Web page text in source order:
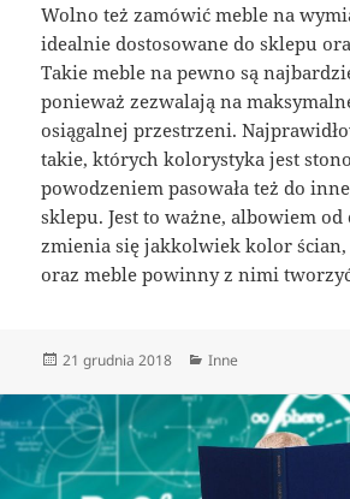
Wolno też zamówić meble na
idealnie dostosowane do sklepu
Takie meble na pewno są
ponieważ zezwalają na
osiągalnej przestrzeni.
takie, których kolorystyka jest
powodzeniem pasowała też do
sklepu. Jest to ważne, albowiem od
zmienia się jakkolwiek kolor
oraz meble powinny z nimi tworzyć
Data
21 grudnia 2018 Kategorie
Inne